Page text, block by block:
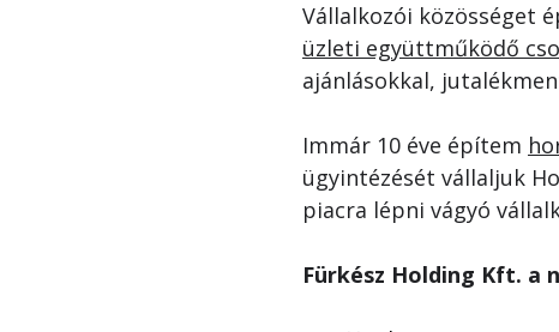
Vállalkozói közösséget
üzleti együttműködő
ajánlásokkal,
Immár 10 éve építem
ügyintézését vállaljuk
piacra lépni vágyó
Fürkész Holding Kft. a